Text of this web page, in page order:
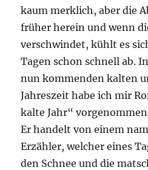
kaum merklich, aber die
früher herein und wenn
verschwindet, kühlt es
Tagen schon schnell ab.
nun kommenden kalten
Jahreszeit habe ich mir
kalte Jahr“
Er handelt von einem
Erzähler, welcher eines
den Schnee und die